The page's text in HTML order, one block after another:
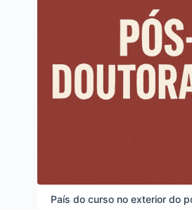
País do curso no exterior do